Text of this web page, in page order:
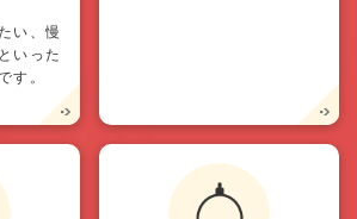
い、慢
いった
す。